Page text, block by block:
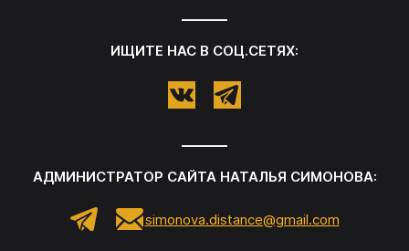
ИЩИТЕ НАС В СОЦ.СЕТЯХ:
АДМИНИСТРАТОР САЙТА НАТАЛЬЯ СИМОНОВА:
simonova.distance@gmail.com